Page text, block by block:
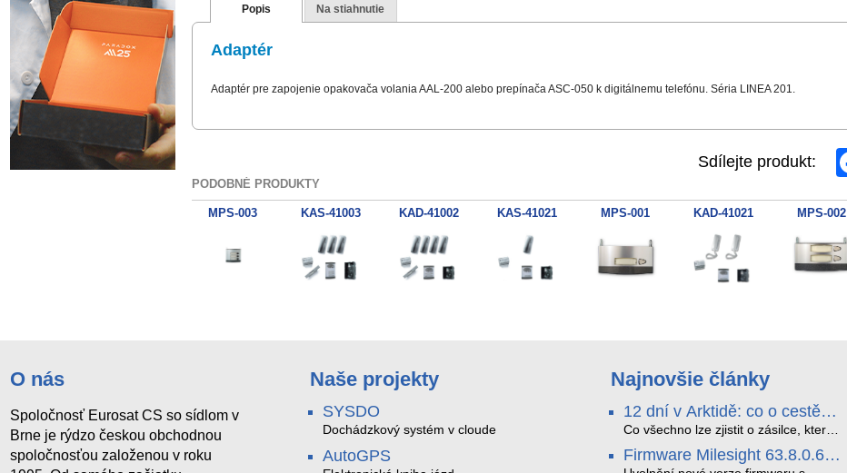
Popis Na stiahnutie
Adaptér
Adaptér pre zapojenie opakovača volania AAL-200 alebo prepínača ASC-050 k digitálnemu telefónu. Séria LINEA 201.
Sdílejte produkt:
PODOBNÉ PRODUKTY
MPS-003 KAS-41003 KAD-41002 KAS-41021 MPS-001 KAD-41021 MPS-002
O nás
Spoločnosť Eurosat CS so sídlom v
Brne je rýdzo českou obchodnou
spoločnosťou založenou v roku
Naše projekty
SYSDO
Dochádzkový systém v cloude
AutoGPS
Najnovšie články
12 dní v Arktidě: co o cestě
na Nordkapp řekla data ze
SMARTBOX 2 MAX
Co všechno lze zjistit o zásilce, která
SMARTBOX 2 MAX jsme vzali na
Firmware Milesight 63.8.0.6